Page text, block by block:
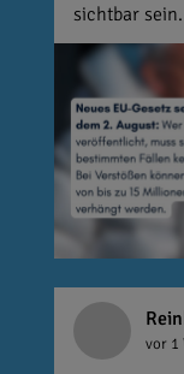
sichtbar sein.
vor 1